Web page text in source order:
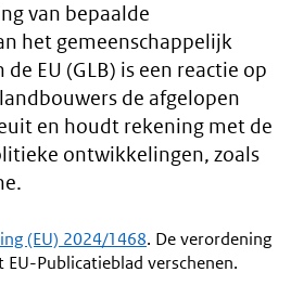
van bepaalde
het gemeenschappelijk
EU (GLB) is een reactie op
de afgelopen
en houdt rekening met de
ontwikkelingen, zoals
(EU) 2024/1468. De verordening
Publicatieblad verschenen.